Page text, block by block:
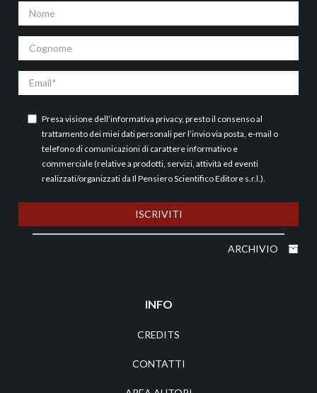
Nome
Cognome
Email
Presa visione dell’informativa privacy, presto il consenso al
trattamento dei miei dati personali per l’invio via posta, e-mail o
telefono di comunicazioni di carattere informativo e
commerciale (relative a prodotti, servizi, attività ed eventi
realizzati/organizzati da Il Pensiero Scientifico Editore s.r.l.).
ISCRIVITI
ARCHIVIO
INFO
CREDITS
CONTATTI